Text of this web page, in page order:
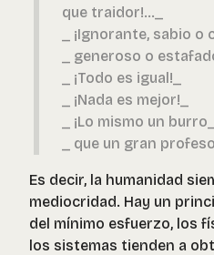
que traidor!...
_ ¡Ignorante, sabio o
_ generoso o
_ ¡Todo es igual!
_ ¡Nada es mejor!
_ ¡Lo mismo un burro
_ que un gran
Es decir, la humanidad
mediocridad. Hay un
del mínimo esfuerzo, los
los sistemas tienden a